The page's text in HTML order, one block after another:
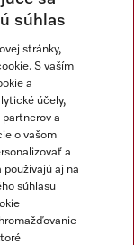
súhlas
stránky,
S vaším
a
účely,
a
o vašom
a
používajú aj na
súhlasu